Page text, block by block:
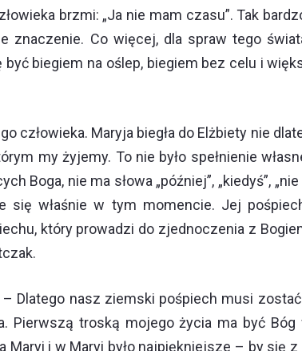
brzmi: „Ja nie mam czasu”. Tak
Co więcej, dla spraw tego
biegiem na oślep, biegiem bez celu i
Maryja biegła do Elżbiety nie
my żyjemy. To nie było spełnienie
Boga, nie ma słowa „później”, „kiedyś”,
właśnie w tym momencie. Jej
który prowadzi do zjednoczenia z
Dlatego nasz ziemski pośpiech musi
troską mojego życia ma być
i w Maryi było najpiękniejsze – by się